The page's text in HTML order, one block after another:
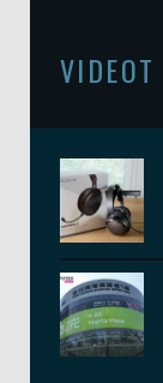
VIDEOT